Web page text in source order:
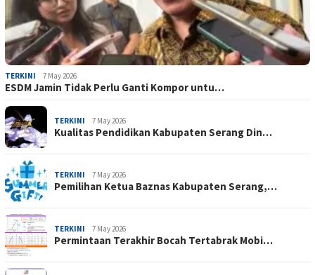
TERKINI 7 May 2026
ESDM Jamin Tidak Perlu Ganti Kompor untu…
TERKINI 7 May 2026
Kualitas Pendidikan Kabupaten Serang Din…
TERKINI 7 May 2026
Pemilihan Ketua Baznas Kabupaten Serang,…
TERKINI 7 May 2026
Permintaan Terakhir Bocah Tertabrak Mobi…